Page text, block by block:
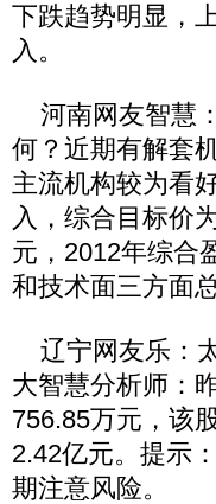
下跌趋势明显，
入。
河南网友智慧
何？近期有解套
主流机构较为看
入，综合目标价
元，2012年综合
和技术面三方面
辽宁网友乐：
大智慧分析师：
756.85万元，该
2.42亿元。提示
期注意风险。